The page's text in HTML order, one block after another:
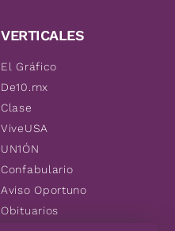
VERTICALES
El Gráfico
De10.mx
Clase
ViveUSA
UN1ÓN
Confabulario
Aviso Oportuno
Obituarios